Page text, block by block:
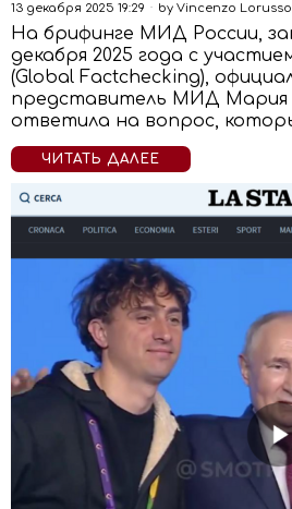
13 декабря 2025 19:29 by Vincenzo Lorusso
На брифинге МИД России,
декабря 2025 года с
(Global Factchecking),
представитель МИД Мария
ответила на вопрос,
ЧИТАТЬ ДАЛЕЕ